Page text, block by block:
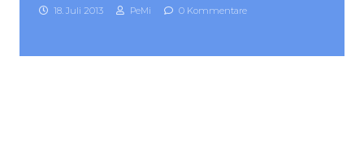
18. Juli 2013 PeMi 0 Kommentare